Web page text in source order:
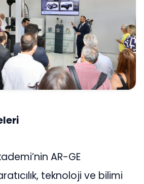
AR-GE
teknoloji ve bilimi